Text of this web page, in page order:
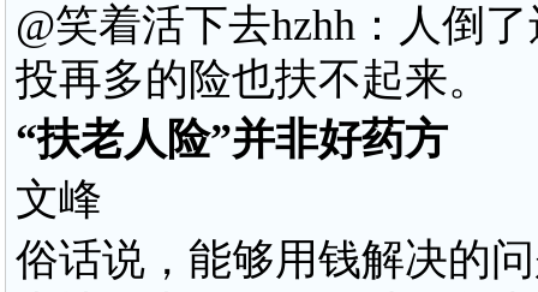
@笑着活下去hzhh：人倒
投再多的险也扶不起来。
“扶老人险”并非好药方
文峰
俗话说，能够用钱解决的